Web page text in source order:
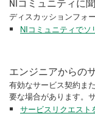
NIコミュニティに聞
ディスカッションフォ
NIコミュニティでソ
エンジニアからの
有効なサービス契約ま
要な場合があります。
サービスリクエスト